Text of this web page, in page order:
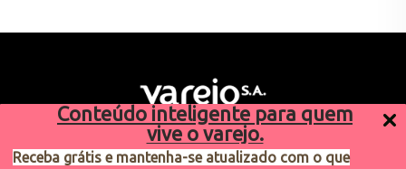
Conteúdo inteligente para quem
vive o varejo.
Receba grátis e mantenha-se atualizado com o que